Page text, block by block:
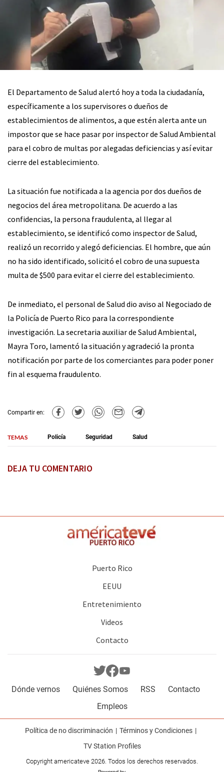
El Departamento de Salud alertó hoy a toda la ciudadanía,
específicamente a los supervisores o dueños de
establecimientos de alimentos, a que estén alerta ante un
impostor que se hace pasar por inspector de Salud Ambiental
para el cobro de multas por alegadas deficiencias y así evitar
cierre del establecimiento.
La situación fue notificada a la agencia por dos dueños de
negocios del área metropolitana. De acuerdo a las
confidencias, la persona fraudulenta, al llegar al
establecimiento, se identificó como inspector de Salud,
realizó un recorrido y alegó deficiencias. El hombre, que aún
no ha sido identificado, solicitó el cobro de una supuesta
multa de $500 para evitar el cierre del establecimiento.
De inmediato, el personal de Salud dio aviso al Negociado de
la Policía de Puerto Rico para la correspondiente
investigación. La secretaria auxiliar de Salud Ambiental,
Mayra Toro, lamentó la situación y agradeció la pronta
notificación por parte de los comerciantes para poder poner
fin al esquema fraudulento.
Compartir en:
TEMAS Policía Seguridad Salud
DEJA TU COMENTARIO
Puerto Rico
EEUU
Entretenimiento
Videos
Contacto
Dónde vernos Quiénes Somos RSS
Contacto
Empleos
Política de no discriminación
Términos y Condiciones
TV Station Profiles
Copyright americateve 2026. Todos los derechos reservados.